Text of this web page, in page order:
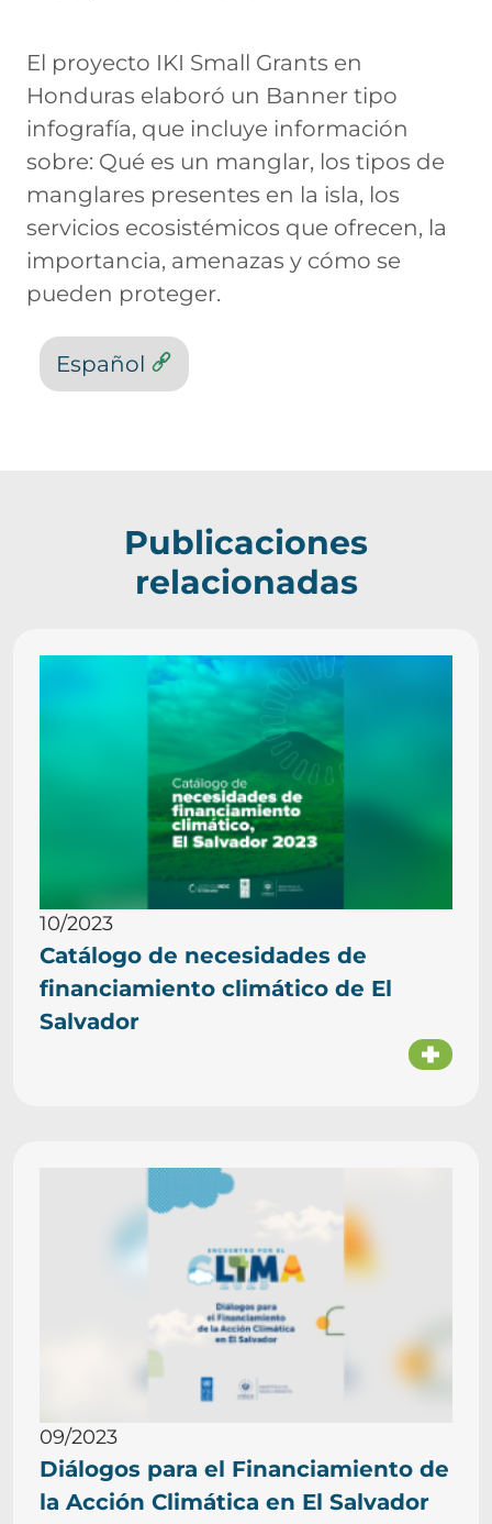
El proyecto IKI Small Grants en
Honduras elaboró un Banner tipo
infografía, que incluye información
sobre: Qué es un manglar, los tipos de
manglares presentes en la isla, los
servicios ecosistémicos que ofrecen, la
importancia, amenazas y cómo se
pueden proteger.
Español
Publicaciones
relacionadas
10/2023
Catálogo de necesidades de
financiamiento climático de El
Salvador
09/2023
Diálogos para el Financiamiento de
la Acción Climática en El Salvador